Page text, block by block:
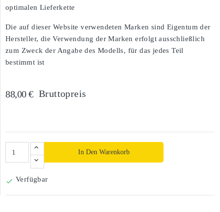
optimalen Lieferkette
Die auf dieser Website verwendeten Marken sind Eigentum der
Hersteller, die Verwendung der Marken erfolgt ausschließlich
zum Zweck der Angabe des Modells, für das jedes Teil
bestimmt ist
88,00 € Bruttopreis
In Den Warenkorb
 Verfügbar